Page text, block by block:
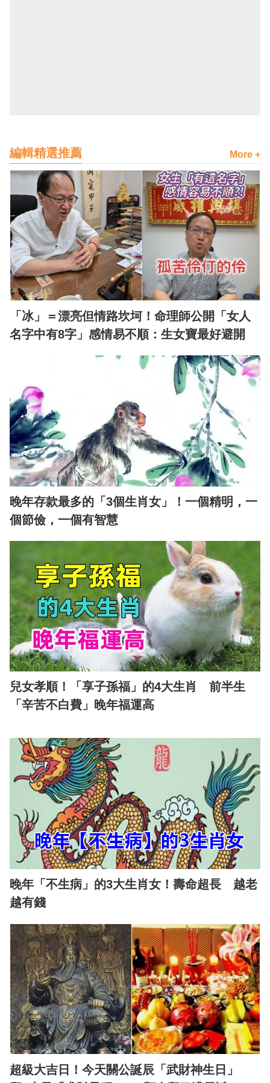
編輯精選推薦 More +
「冰」＝漂亮但情路坎坷！命理師公開「女人
名字中有8字」感情易不順：生女寶最好避開
晚年存款最多的「3個生肖女」！一個精明，一
個節儉，一個有智慧
兒女孝順！「享子孫福」的4大生肖 前半生
「辛苦不白費」晚年福運高
晚年「不生病」的3大生肖女！壽命超長 越老
越有錢
超級大吉日！今天關公誕辰「武財神生日」